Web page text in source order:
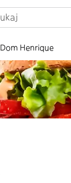
Dom Henrique